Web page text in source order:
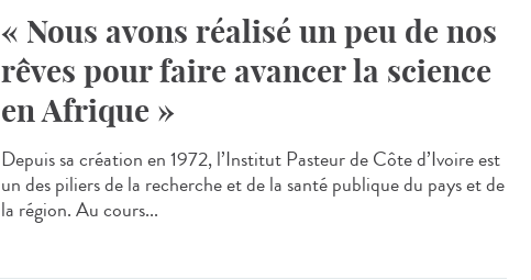
« Nous avons réalisé un peu de nos
rêves pour faire avancer la science
en Afrique »
Depuis sa création en 1972, l’Institut Pasteur de Côte d’Ivoire est
un des piliers de la recherche et de la santé publique du pays et de
la région. Au cours...